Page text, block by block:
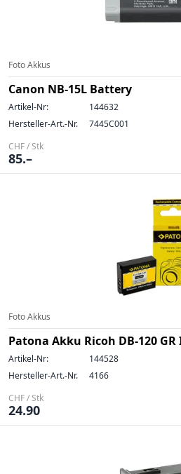
Foto Akkus
Canon NB-15L Battery
Artikel-Nr:
144632
Hersteller-Art.-Nr.
7445C001
CHF / Stk
85.–
Foto Akkus
Patona Akku Ricoh DB-120 GR
Artikel-Nr:
144528
Hersteller-Art.-Nr.
4166
CHF / Stk
24.90